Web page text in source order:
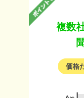
複数
価格